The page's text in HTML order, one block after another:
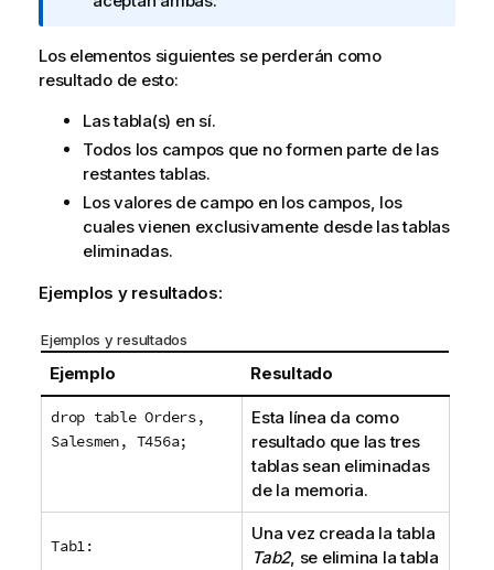
a
i
f
o
r
m
a
t
v
Los elementos siguientes se perderán como
resultado de esto:
Las tabla(s) en sí.
Todos los campos que no formen parte de las
restantes tablas.
Los valores de campo en los campos, los
cuales vienen exclusivamente desde las tablas
eliminadas.
Ejemplos y resultados:
Ejemplos y resultados
Ejemplo Resultado
drop table Orders,
Salesmen, T456a;
Esta línea da como
resultado que las tres
tablas sean eliminadas
de la memoria.
Tab1:
Una vez creada la tabla
Tab2, se elimina la tabla